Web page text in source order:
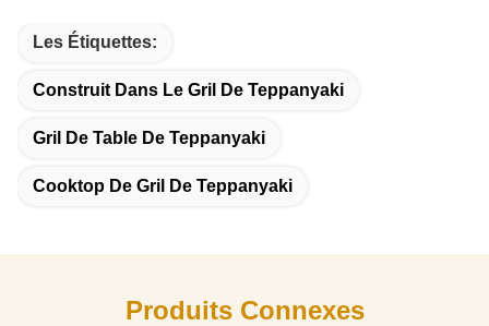
Les Étiquettes:
Construit Dans Le Gril De Teppanyaki
Gril De Table De Teppanyaki
Cooktop De Gril De Teppanyaki
Produits Connexes